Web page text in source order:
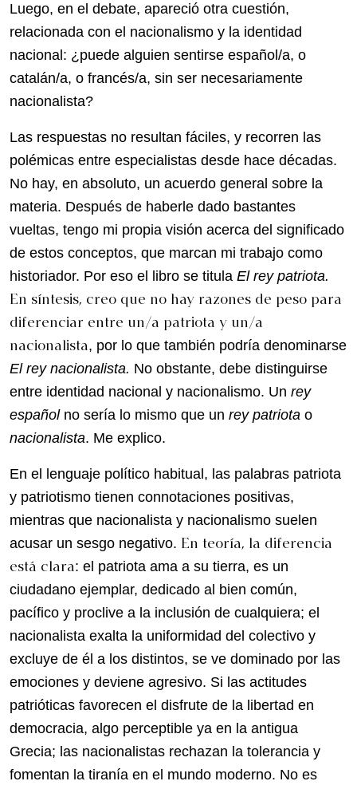
Luego, en el debate, apareció otra cuestión,
relacionada con el nacionalismo y la identidad
nacional: ¿puede alguien sentirse español/a, o
catalán/a, o francés/a, sin ser necesariamente
nacionalista?
Las respuestas no resultan fáciles, y recorren las
polémicas entre especialistas desde hace décadas.
No hay, en absoluto, un acuerdo general sobre la
materia. Después de haberle dado bastantes
vueltas, tengo mi propia visión acerca del significado
de estos conceptos, que marcan mi trabajo como
historiador. Por eso el libro se titula El rey patriota.
En síntesis, creo que no hay razones de peso para
diferenciar entre un/a patriota y un/a
nacionalista, por lo que también podría denominarse
El rey nacionalista. No obstante, debe distinguirse
entre identidad nacional y nacionalismo. Un rey
españolno sería lo mismo que un rey patriota o
nacionalista. Me explico.
En el lenguaje político habitual, las palabras patriota
y patriotismo tienen connotaciones positivas,
mientras que nacionalista y nacionalismo suelen
acusar un sesgo negativo. En teoría, la diferencia
está clara: el patriota ama a su tierra, es un
ciudadano ejemplar, dedicado al bien común,
pacífico y proclive a la inclusión de cualquiera; el
nacionalista exalta la uniformidad del colectivo y
excluye de él a los distintos, se ve dominado por las
emociones y deviene agresivo. Si las actitudes
patrióticas favorecen el disfrute de la libertad en
democracia, algo perceptible ya en la antigua
Grecia; las nacionalistas rechazan la tolerancia y
fomentan la tiranía en el mundo moderno. No es